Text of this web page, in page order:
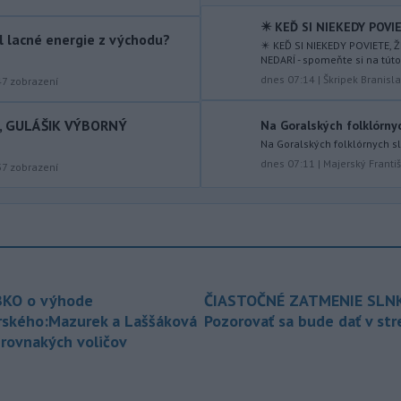
Prevádzka na
medzinárodnom letisku Catania–
obnovená. Pozastavenie príletov
vyvolala erupcia sopky Etna, píše
TASR podľa agentúry AFP.
Požiar lesného porastu vo
Vojenskom obvode (VO) Záhorie
neďalekoSenice sa v sobotu
lacné energie z východu?
zobrazení
GULÁŠIK VÝBORNÝ
zobrazení
✴️ KEĎ SI NIEKEDY
✴️ KEĎ SI NIEKEDY POVIETE,
NEDARÍ - spomeňte si na
dnes 07:14 | Škripek
Na Goralských
Na Goralských folklórnych
dnes 07:11 | Majerský
o výhode
a Laššáková
voličov
ČIASTOČNÉ ZATMENIE
Pozorovať sa bude dať v